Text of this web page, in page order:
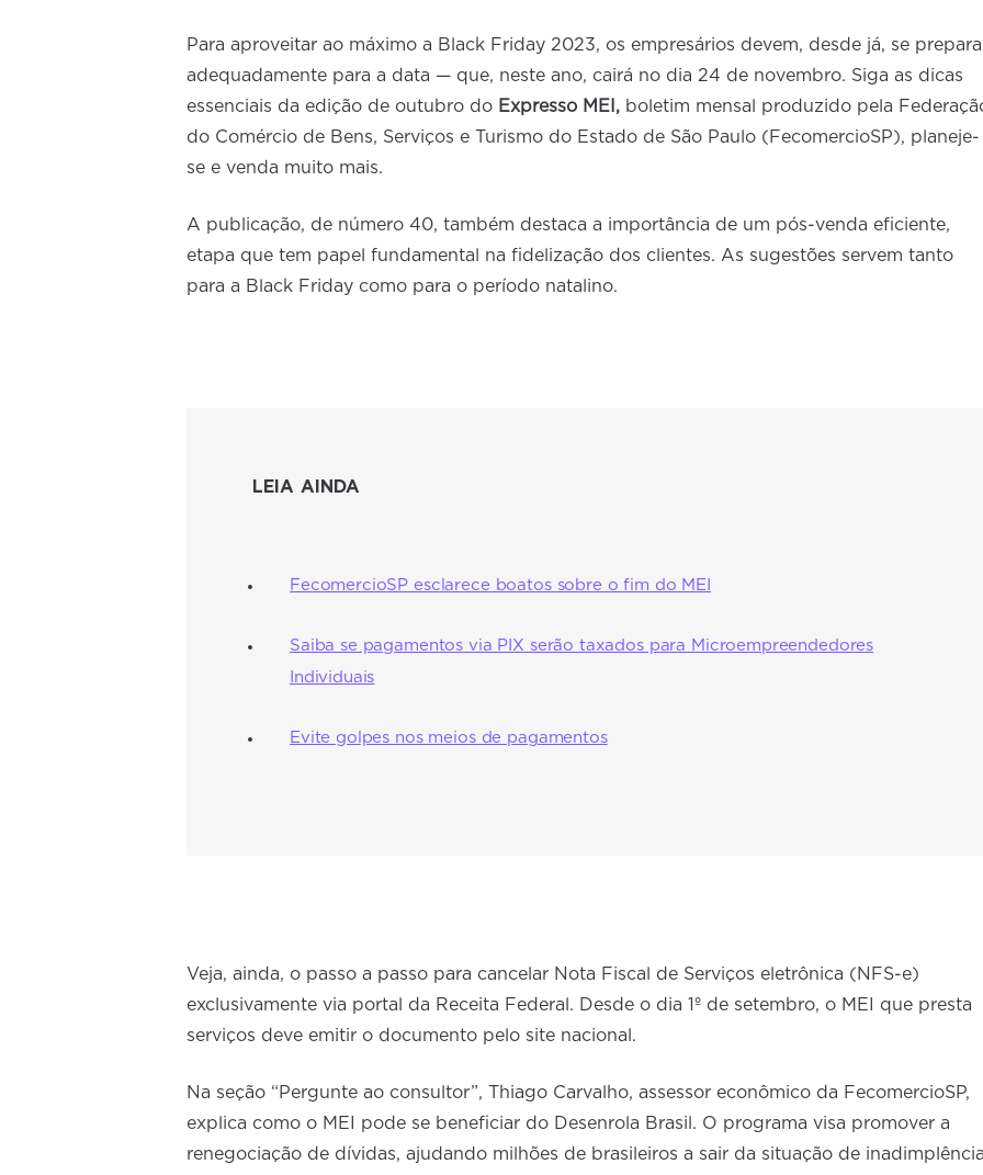
Para aproveitar ao máximo a Black Friday 2023, os empresários devem, desde já, se
adequadamente para a data — que, neste ano, cairá no dia 24 de novembro. Siga as dicas
essenciais da edição de outubro do Expresso MEI, boletim mensal produzido pela
do Comércio de Bens, Serviços e Turismo do Estado de São Paulo (FecomercioSP), planeje-
se e venda muito mais.
A publicação, de número 40, também destaca a importância de um pós-venda eficiente,
etapa que tem papel fundamental na fidelização dos clientes. As sugestões servem tanto
para a Black Friday como para o período natalino.
LEIA AINDA
FecomercioSP esclarece boatos sobre o fim do MEI
Saiba se pagamentos via PIX serão taxados para Microempreendedores
Individuais
Evite golpes nos meios de pagamentos
Veja, ainda, o passo a passo para cancelar Nota Fiscal de Serviços eletrônica (NFS-e)
exclusivamente via portal da Receita Federal. Desde o dia 1º de setembro, o MEI que presta
serviços deve emitir o documento pelo site nacional.
Na seção “Pergunte ao consultor”, Thiago Carvalho, assessor econômico da FecomercioSP,
explica como o MEI pode se beneficiar do Desenrola Brasil. O programa visa promover a
renegociação de dívidas, ajudando milhões de brasileiros a sair da situação de